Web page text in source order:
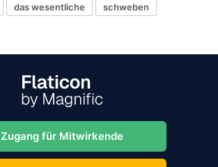
das wesentliche
schweben
Zugang für Mitwirkende